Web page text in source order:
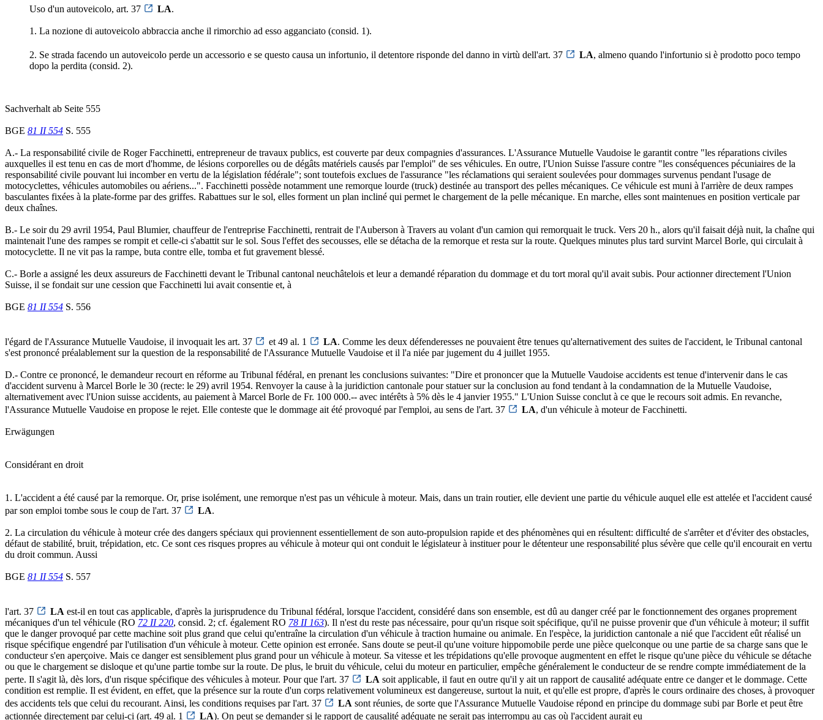
Uso d'un autoveicolo, art. 37 LA.
1. La nozione di autoveicolo abbraccia anche il rimorchio ad esso agganciato (consid. 1).
2. Se strada facendo un autoveicolo perde un accessorio e se questo causa un infortunio, il detentore risponde del danno in virtù dell'art. 37 LA, almeno quando l'infortunio si è prodotto poco tempo
dopo la perdita (consid. 2).
Sachverhalt ab Seite 555
BGE 81 II 554 S. 555
A.- La responsabilité civile de Roger Facchinetti, entrepreneur de travaux publics, est couverte par deux compagnies d'assurances. L'Assurance Mutuelle Vaudoise le garantit contre "les réparations civiles
auxquelles il est tenu en cas de mort d'homme, de lésions corporelles ou de dégâts matériels causés par l'emploi" de ses véhicules. En outre, l'Union Suisse l'assure contre "les conséquences pécuniaires de la
responsabilité civile pouvant lui incomber en vertu de la législation fédérale"; sont toutefois exclues de l'assurance "les réclamations qui seraient soulevées pour dommages survenus pendant l'usage de
motocyclettes, véhicules automobiles ou aériens...". Facchinetti possède notamment une remorque lourde (truck) destinée au transport des pelles mécaniques. Ce véhicule est muni à l'arrière de deux rampes
basculantes fixées à la plate-forme par des griffes. Rabattues sur le sol, elles forment un plan incliné qui permet le chargement de la pelle mécanique. En marche, elles sont maintenues en position verticale par
deux chaînes.
B.- Le soir du 29 avril 1954, Paul Blumier, chauffeur de l'entreprise Facchinetti, rentrait de l'Auberson à Travers au volant d'un camion qui remorquait le truck. Vers 20 h., alors qu'il faisait déjà nuit, la chaîne qui
maintenait l'une des rampes se rompit et celle-ci s'abattit sur le sol. Sous l'effet des secousses, elle se détacha de la remorque et resta sur la route. Quelques minutes plus tard survint Marcel Borle, qui circulait à
motocyclette. Il ne vit pas la rampe, buta contre elle, tomba et fut gravement blessé.
C.- Borle a assigné les deux assureurs de Facchinetti devant le Tribunal cantonal neuchâtelois et leur a demandé réparation du dommage et du tort moral qu'il avait subis. Pour actionner directement l'Union
Suisse, il se fondait sur une cession que Facchinetti lui avait consentie et, à
BGE 81 II 554 S. 556
l'égard de l'Assurance Mutuelle Vaudoise, il invoquait les art. 37 et 49 al. 1 LA. Comme les deux défenderesses ne pouvaient être tenues qu'alternativement des suites de l'accident, le Tribunal cantonal
s'est prononcé préalablement sur la question de la responsabilité de l'Assurance Mutuelle Vaudoise et il l'a niée par jugement du 4 juillet 1955.
D.- Contre ce prononcé, le demandeur recourt en réforme au Tribunal fédéral, en prenant les conclusions suivantes: "Dire et prononcer que la Mutuelle Vaudoise accidents est tenue d'intervenir dans le cas
d'accident survenu à Marcel Borle le 30 (recte: le 29) avril 1954. Renvoyer la cause à la juridiction cantonale pour statuer sur la conclusion au fond tendant à la condamnation de la Mutuelle Vaudoise,
alternativement avec l'Union suisse accidents, au paiement à Marcel Borle de Fr. 100 000.-- avec intérêts à 5% dès le 4 janvier 1955." L'Union Suisse conclut à ce que le recours soit admis. En revanche,
l'Assurance Mutuelle Vaudoise en propose le rejet. Elle conteste que le dommage ait été provoqué par l'emploi, au sens de l'art. 37
LA, d'un véhicule à moteur de Facchinetti.
Erwägungen
Considérant en droit
1. L'accident a été causé par la remorque. Or, prise isolément, une remorque n'est pas un véhicule à moteur. Mais, dans un train routier, elle devient une partie du véhicule auquel elle est attelée et l'accident causé
par son emploi tombe sous le coup de l'art. 37
LA.
2. La circulation du véhicule à moteur crée des dangers spéciaux qui proviennent essentiellement de son auto-propulsion rapide et des phénomènes qui en résultent: difficulté de s'arrêter et d'éviter des obstacles,
défaut de stabilité, bruit, trépidation, etc. Ce sont ces risques propres au véhicule à moteur qui ont conduit le législateur à instituer pour le détenteur une responsabilité plus sévère que celle qu'il encourait en vertu
du droit commun. Aussi
BGE 81 II 554 S. 557
l'art. 37 LA est-il en tout cas applicable, d'après la jurisprudence du Tribunal fédéral, lorsque l'accident, considéré dans son ensemble, est dû au danger créé par le fonctionnement des organes proprement
mécaniques d'un tel véhicule (RO 72 II 220, consid. 2; cf. également RO 78 II 163). Il n'est du reste pas nécessaire, pour qu'un risque soit spécifique, qu'il ne puisse provenir que d'un véhicule à moteur; il suffit
que le danger provoqué par cette machine soit plus grand que celui qu'entraîne la circulation d'un véhicule à traction humaine ou animale. En l'espèce, la juridiction cantonale a nié que l'accident eût réalisé un
risque spécifique engendré par l'utilisation d'un véhicule à moteur. Cette opinion est erronée. Sans doute se peut-il qu'une voiture hippomobile perde une pièce quelconque ou une partie de sa charge sans que le
conducteur s'en aperçoive. Mais ce danger est sensiblement plus grand pour un véhicule à moteur. Sa vitesse et les trépidations qu'elle provoque augmentent en effet le risque qu'une pièce du véhicule se détache
ou que le chargement se disloque et qu'une partie tombe sur la route. De plus, le bruit du véhicule, celui du moteur en particulier, empêche généralement le conducteur de se rendre compte immédiatement de la
perte. Il s'agit là, dès lors, d'un risque spécifique des véhicules à moteur. Pour que l'art. 37
LA soit applicable, il faut en outre qu'il y ait un rapport de causalité adéquate entre ce danger et le dommage. Cette
condition est remplie. Il est évident, en effet, que la présence sur la route d'un corps relativement volumineux est dangereuse, surtout la nuit, et qu'elle est propre, d'après le cours ordinaire des choses, à provoquer
des accidents tels que celui du recourant. Ainsi, les conditions requises par l'art. 37
LA sont réunies, de sorte que l'Assurance Mutuelle Vaudoise répond en principe du dommage subi par Borle et peut être
actionnée directement par celui-ci (art. 49 al. 1
LA). On peut se demander si le rapport de causalité adéquate ne serait pas interrompu au cas où l'accident aurait eu